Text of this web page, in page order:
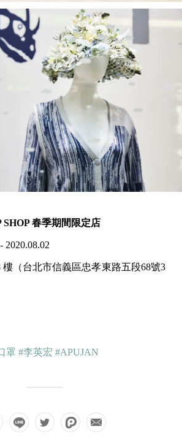
SHOP 春季期間限定店
2020.08.02
（台北市信義區忠孝東路五段68號3
罩 #李英宏 #APUJAN